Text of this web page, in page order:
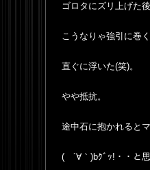
ゴロタにズリ上げた
こうなりゃ強引に巻
直ぐに浮いた(笑)。
やや抵抗。
途中石に抱かれると
( ´∀｀)bｸﾞｯ!・・と思